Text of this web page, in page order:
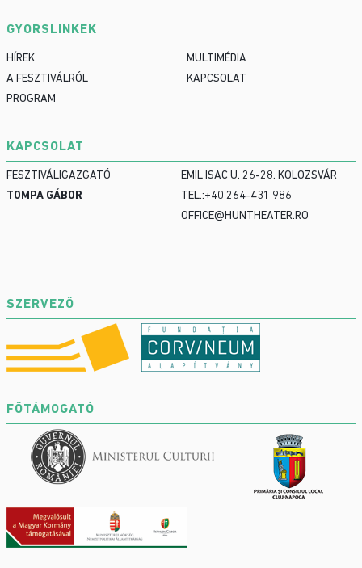
GYORSLINKEK
HÍREK
A FESZTIVÁLRÓL
PROGRAM
MULTIMÉDIA
KAPCSOLAT
KAPCSOLAT
FESZTIVÁLIGAZGATÓ
TOMPA GÁBOR
EMIL ISAC U. 26-28. KOLOZSVÁR
TEL.:+40 264-431 986
OFFICE@HUNTHEATER.RO
SZERVEZŐ
FŐTÁMOGATÓ